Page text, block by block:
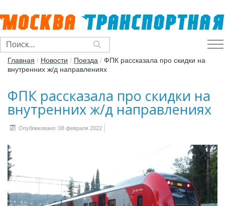
Главная / Новости / Поезда / ФПК рассказала про скидки на
внутренних ж/д направлениях
ФПК рассказала про скидки на
внутренних ж/д направлениях
Опубликовано: 08 февраля 2022